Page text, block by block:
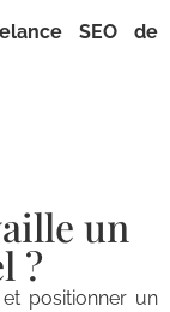
SEO de
un
?
positionner un